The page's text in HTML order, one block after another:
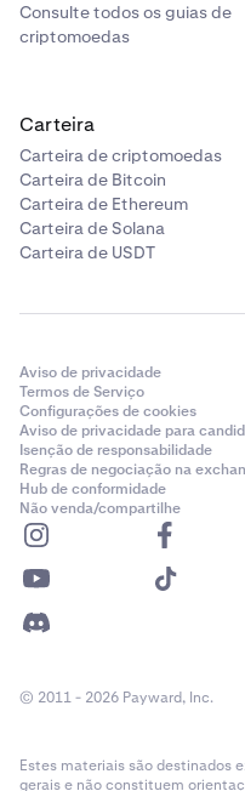
Consulte todos os guias de
criptomoedas
Carteira
Carteira de criptomoedas
Carteira de Bitcoin
Carteira de Ethereum
Carteira de Solana
Carteira de USDT
Aviso de privacidade
Termos de Serviço
Configurações de cookies
Aviso de privacidade para
Isenção de responsabilidade
Regras de negociação na
Hub de conformidade
Não venda/compartilhe
© 2011 - 2026 Payward, Inc.
Estes materiais são destinados
gerais e não constituem